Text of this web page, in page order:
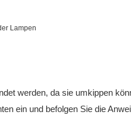
Lampen
werden, da sie umkippen
ein und befolgen Sie die